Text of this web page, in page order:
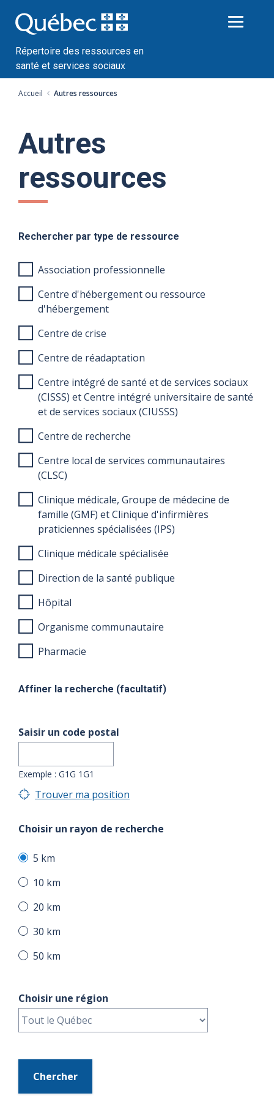
au
contenu
Répertoire des ressources en
santé et services sociaux
Accueil Autres ressources
Autres
ressources
Rechercher par type de ressource
Association professionnelle
Centre d'hébergement ou ressource
d'hébergement
Centre de crise
Centre de réadaptation
Centre intégré de santé et de services sociaux
(CISSS) et Centre intégré universitaire de santé
et de services sociaux (CIUSSS)
Centre de recherche
Centre local de services communautaires
(CLSC)
Clinique médicale, Groupe de médecine de
famille (GMF) et Clinique d'infirmières
praticiennes spécialisées (IPS)
Clinique médicale spécialisée
Direction de la santé publique
Hôpital
Organisme communautaire
Pharmacie
Affiner la recherche (facultatif)
Saisir un code postal
Exemple : G1G 1G1
Trouver ma position
Choisir un rayon de recherche
5 km
10 km
20 km
30 km
50 km
Choisir une région
Chercher